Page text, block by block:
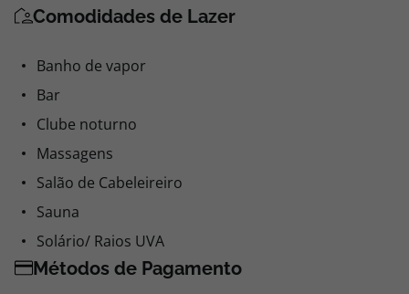
Comodidades de Lazer
Banho de vapor
Bar
Clube noturno
Massagens
Salão de Cabeleireiro
Sauna
Solário/ Raios UVA
Métodos de Pagamento